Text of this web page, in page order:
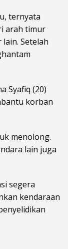
ternyata
arah timur
Setelah
Syafiq (20)
korban
menolong.
lain juga
segera
kendaraan